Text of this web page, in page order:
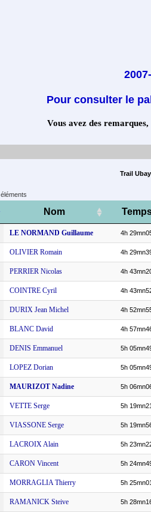
Pour consulter le
Vous avez des
Trail
éléments
Nom
LE NORMAND Guillaume 4h
OLIVIER Romain 4h
PERRIER Nicolas 4h
COINTRE Cyril 4h
DURIX Jean Michel 4h
BLANC David 4h
DENIS Emmanuel 5h
LOPEZ Dorian 5h
MAURIZOT Nadine 5h
VETTE Serge 5h
VIASSONE Serge 5h
LACROIX Alain 5h
CARON Vincent 5h
MORRAGLIA Thierry 5h
RAMANICK Steive 5h